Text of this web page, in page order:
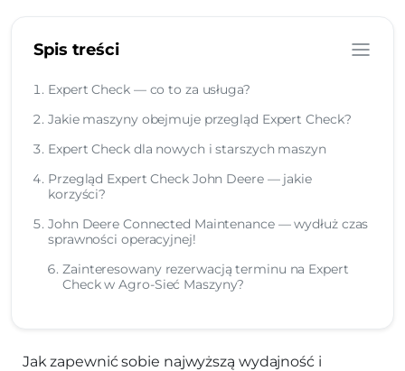
Spis treści
Expert Check — co to za usługa?
Jakie maszyny obejmuje przegląd Expert Check?
Expert Check dla nowych i starszych maszyn
Przegląd Expert Check John Deere — jakie
korzyści?
John Deere Connected Maintenance — wydłuż czas
sprawności operacyjnej!
Zainteresowany rezerwacją terminu na Expert
Check w Agro-Sieć Maszyny?
Jak zapewnić sobie najwyższą wydajność i